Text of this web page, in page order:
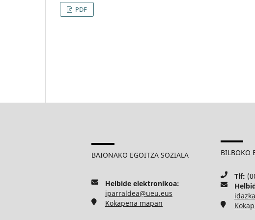
PDF
BAIONAKO EGOITZA SOZIALA
Helbide elektronikoa:
iparraldea@ueu.eus
Kokapena mapan
BILBOKO
Tlf: